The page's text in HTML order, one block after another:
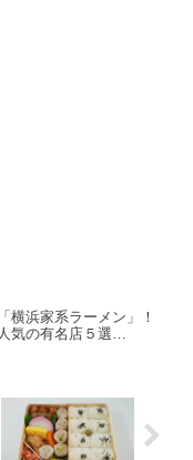
横浜家系ラーメン」！
気の有名店５選…